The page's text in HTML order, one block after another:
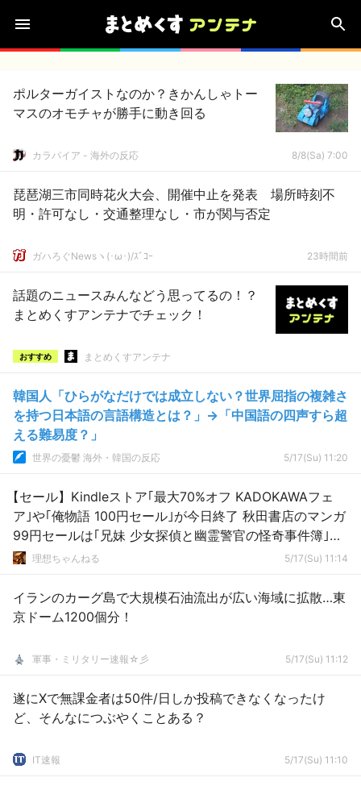
ポルターガイストなのか？きかんしゃトー
マスのオモチャが勝手に動き回る
カラパイア - 海外の反応 8/8(Sa) 7:00
琵琶湖三市同時花火大会、開催中止を発表 場所時刻不
明・許可なし・交通整理なし・市が関与否定
ガハろぐNewsヽ(･ω･)/ｽﾞｺｰ 23時間前
話題のニュースみんなどう思ってるの！？
まとめくすアンテナでチェック！
おすすめ まとめくすアンテナ
韓国人「ひらがなだけでは成立しない？世界屈指の複雑さ
を持つ日本語の言語構造とは？」→「中国語の四声すら超
える難易度？」
世界の憂鬱 海外・韓国の反応 5/17(Su) 11:20
【セール】Kindleストア｢最大70%オフ KADOKAWAフェ
ア｣や｢俺物語 100円セール｣が今日終了 秋田書店のマンガ
99円セールは｢兄妹 少女探偵と幽霊警官の怪奇事件簿｣な
ども対象に
理想ちゃんねる 5/17(Su) 11:14
イランのカーグ島で大規模石油流出が広い海域に拡散…東
京ドーム1200個分！
軍事・ミリタリー速報☆彡 5/17(Su) 11:12
遂にXで無課金者は50件/日しか投稿できなくなったけ
ど、そんなにつぶやくことある？
IT速報 5/17(Su) 11:10